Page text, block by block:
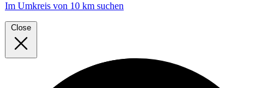
Im Umkreis von 10 km suchen
Close